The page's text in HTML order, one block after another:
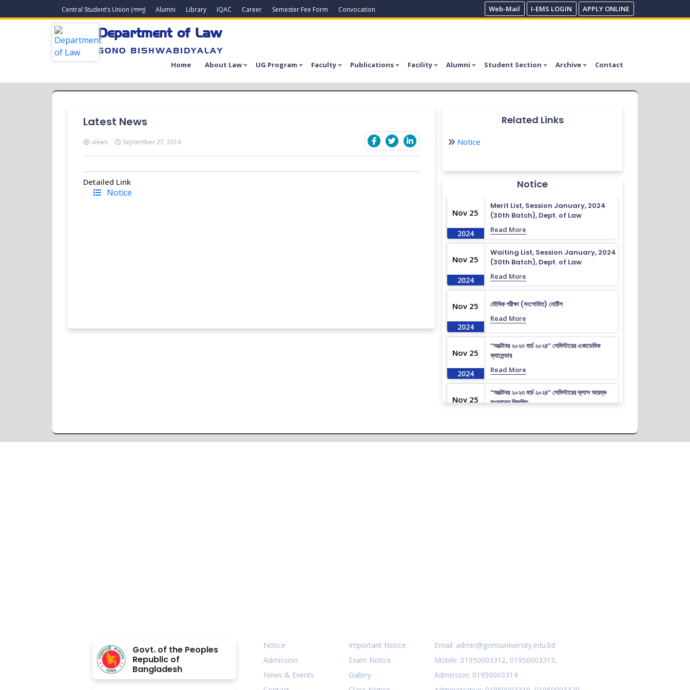
Central Student’s Union (গাকসু) Alumni Library IQAC Career Semester Fee Form Convocation Web-Mail I-EMS LOGIN APPLY ONLINE
Department of Law
GONO BISHWABIDYALAY
Home About Law UG Program Faculty Publications Facility Alumni Student Section Archive Contact
Latest News
views September 27, 2018
Detailed Link
Notice
Related Links
Notice
Notice
Nov 25
2024
Merit List, Session January, 2024
(30th Batch), Dept. of Law
Read More
Nov 25
2024
Waiting List, Session January, 2024
(30th Batch), Dept. of Law
Read More
Nov 25
2024
মৌখিক পরীক্ষা (সংশোধিত) নোটিশ
Read More
Nov 25
2024
“অক্টোবর ২০২৩ মার্চ ২০২৪” সেমিস্টারের একাডেমিক
ক্যালেন্ডার
Read More
Nov 25
“অক্টোবর ২০২৩ মার্চ ২০২৪” সেমিস্টারের ক্লাস আরম্ভ
সংক্রান্ত বিজ্ঞপ্তি
আইন বিভাগের সাপ্লিমেন্টারী ও ফলোন্নয়ন পরীক্ষার বিজ্ঞপ্তি
Read More
Govt. of the Peoples
Republic of
Bangladesh
Notice
Admission
News & Events
Important Notice
Exam Notice
Gallery
Email: admin@gonouniversity.edu.bd
Mobile: 01950003312, 01950003313,
Admission: 01950003314